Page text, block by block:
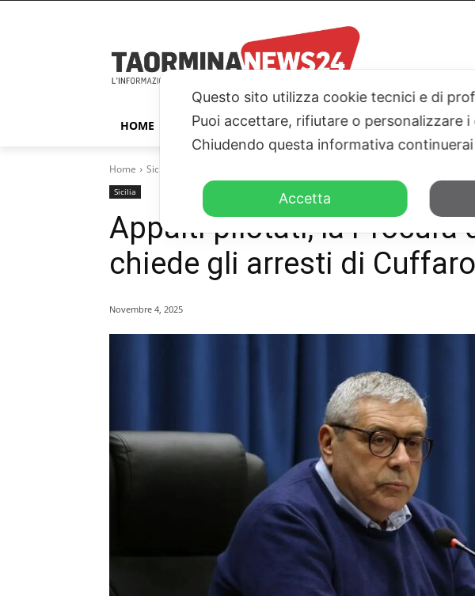
HOME TAORMINA ITALIA – ESTERI PARLAMENTO
Home Sicilia
Sicilia
Appalti pilotati, la Procura
chiede gli arresti di
Novembre 4, 2025
Questo sito utilizza cookie tecnici e di
Puoi accettare, rifiutare o personalizzare
Chiudendo questa informativa
Accetta